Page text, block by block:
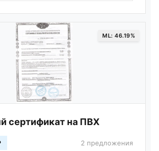
ML: 46.19%
сертификат на ПВХ
2 предложения